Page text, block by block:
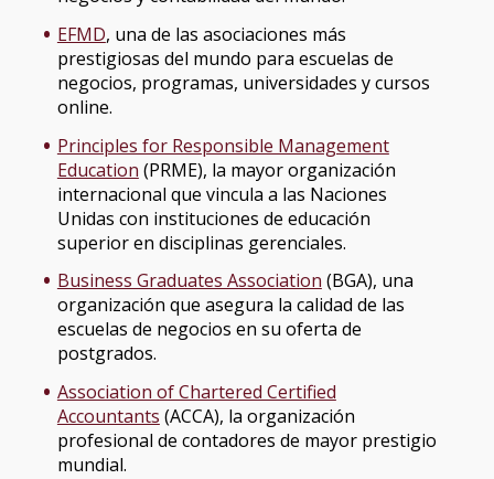
EFMD, una de las asociaciones más
prestigiosas del mundo para escuelas de
negocios, programas, universidades y cursos
online.
Principles for Responsible Management
Education (PRME), la mayor organización
internacional que vincula a las Naciones
Unidas con instituciones de educación
superior en disciplinas gerenciales.
Business Graduates Association (BGA), una
organización que asegura la calidad de las
escuelas de negocios en su oferta de
postgrados.
Association of Chartered Certified
Accountants (ACCA), la organización
profesional de contadores de mayor prestigio
mundial.